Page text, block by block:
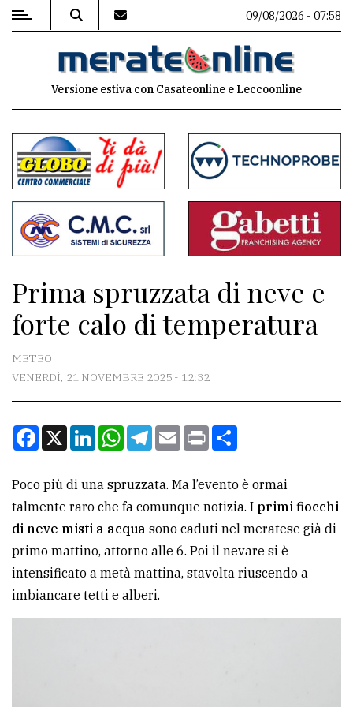
MENU
commenti
Contenuti
del
sito
Associazioni
Meteo
La
redazione
Scrivici
Per
la
tua
pubblicità
09/08/2026 - 07:58
Versione estiva con Casateonline e Leccoonline
Prima spruzzata di neve e
forte calo di temperatura
METEO
VENERDÌ, 21 NOVEMBRE 2025 - 12:32
Facebook
X LinkedInWhatsApp
Telegram
EmailPrint
Poco più di una spruzzata. Ma l’evento è ormai
talmente raro che fa comunque notizia. I primi fiocchi
di neve misti a acqua sono caduti nel meratese già di
primo mattino, attorno alle 6. Poi il nevare si è
intensificato a metà mattina, stavolta riuscendo a
imbiancare tetti e alberi.